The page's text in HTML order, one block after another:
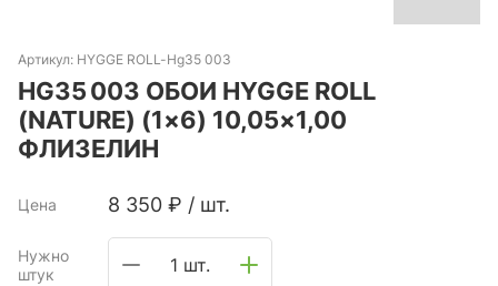
Артикул: HYGGE ROLL-Hg35 003
HG35 003 ОБОИ HYGGE ROLL
(NATURE) (1×6) 10,05×1,00
ФЛИЗЕЛИН
Цена 8 350 ₽ / шт.
Нужно
штук
1 шт.